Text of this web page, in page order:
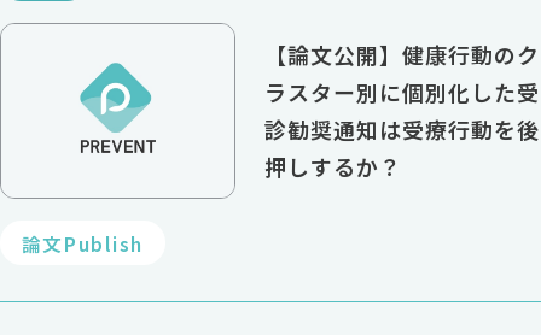
【論文公開】健康行動のク
ラスター別に個別化した受
診勧奨通知は受療行動を後
押しするか？
論文Publish